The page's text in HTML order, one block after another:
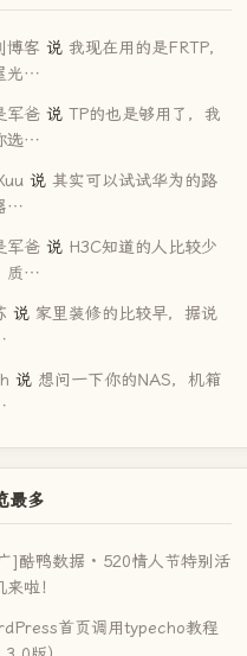
博客 说 我现在用的是FRTP，
光…
军爸 说 TP的也是够用了，我
选…
说 其实可以试试华为的路
…
军爸 说 H3C知道的人比较少
质…
说 家里装修的比较早，据说
说 想问一下你的NAS，机箱
最多
]酷鸭数据 · 520情人节特别活
来啦！
首页调用typecho教程